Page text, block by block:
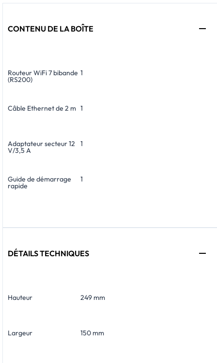
CONTENU DE LA BOÎTE
Routeur WiFi 7 bibande
(RS200)
1
Câble Ethernet de 2 m 1
Adaptateur secteur 12
V/3,5 A
1
Guide de démarrage
rapide
1
DÉTAILS TECHNIQUES
Hauteur 249 mm
Largeur 150 mm